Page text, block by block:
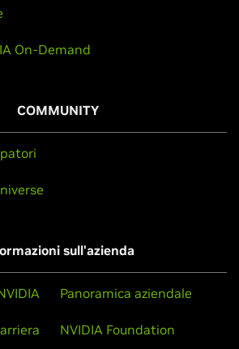
On-Demand
COMMUNITY
sull'azienda
Panoramica aziendale
NVIDIA Foundation